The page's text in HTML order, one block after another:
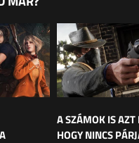
A SZÁMOK IS AZT
HOGY NINCS